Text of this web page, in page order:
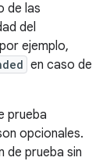
de las
del
ejemplo,
en caso de
prueba
opcionales.
de prueba sin